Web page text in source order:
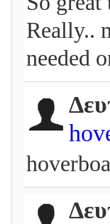
Really..
needed